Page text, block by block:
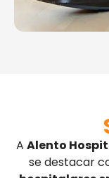
A Alento
se destacar